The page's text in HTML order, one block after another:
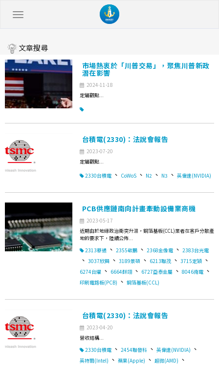
文章搜尋
市場熱衷於「川普交易」，聚焦川普新政
潛在影響
2024-11-18
定錨觀點...
台積電(2330)：法說會報告
2023-07-20
定錨觀點...
2330台積電 、 CoWoS 、 N2 、 N3 、 英偉達(NVIDIA)
PCB供應鏈南向計畫牽動設備業商機
2023-05-17
近期由於地緣政治衝突升溫，銅箔基板(CCL)業者在客戶分散產
地的要求下，陸續公佈...
2313華通 、 2355敬鵬 、 2368金像電 、 2383台光電
、 3037欣興 、 3189景碩 、 6213聯茂 、 3715定穎 、
6274台燿 、 6664群翊 、 6727亞泰金屬 、 8046南電 、
印刷電路板(PCB) 、 銅箔基板(CCL)
台積電(2330)：法說會報告
2023-04-20
營收結構...
2330台積電 、 2454聯發科 、 英偉達(NVIDIA) 、
英特爾(Intel) 、 蘋果(Apple) 、 超微(AMD) 、